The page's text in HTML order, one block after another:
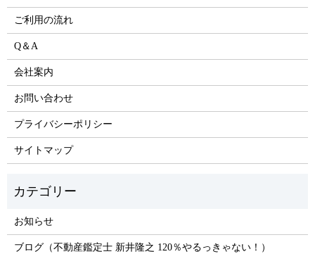
ご利用の流れ
Q＆A
会社案内
お問い合わせ
プライバシーポリシー
サイトマップ
お知らせ
ブログ（不動産鑑定士 新井隆之 120％やるっきゃない！）